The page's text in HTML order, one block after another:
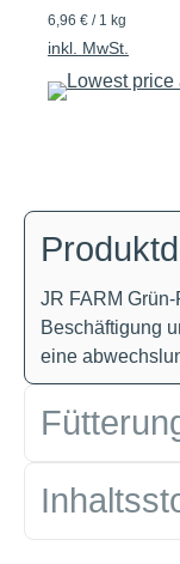
6,96 € / 1 kg
inkl. MwSt.
JR FARM
Beschäftigung
eine